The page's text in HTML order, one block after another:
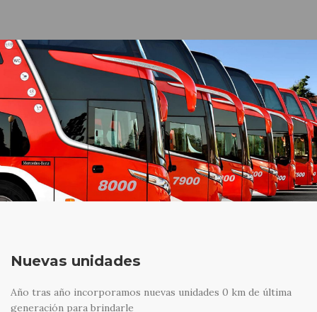
Nuevas unidades
Año tras año incorporamos nuevas unidades 0 km de última
generación para brindarle